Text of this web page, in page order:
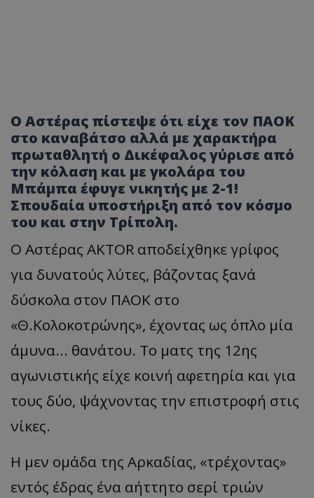
Ο Αστέρας πίστεψε ότι είχε τον ΠΑΟΚ
στο καναβάτσο αλλά με χαρακτήρα
πρωταθλητή ο Δικέφαλος γύρισε από
την κόλαση και με γκολάρα του
Μπάμπα έφυγε νικητής με 2-1!
Σπουδαία υποστήριξη από τον κόσμο
του και στην Τρίπολη.
Ο Αστέρας AKTOR αποδείχθηκε γρίφος
για δυνατούς λύτες, βάζοντας ξανά
δύσκολα στον ΠΑΟΚ στο
«Θ.Κολοκοτρώνης», έχοντας ως όπλο μία
άμυνα... θανάτου. Το ματς της 12ης
αγωνιστικής είχε κοινή αφετηρία και για
τους δύο, ψάχνοντας την επιστροφή στις
νίκες.
Η μεν ομάδα της Αρκαδίας, «τρέχοντας»
εντός έδρας ένα αήττητο σερί τριών